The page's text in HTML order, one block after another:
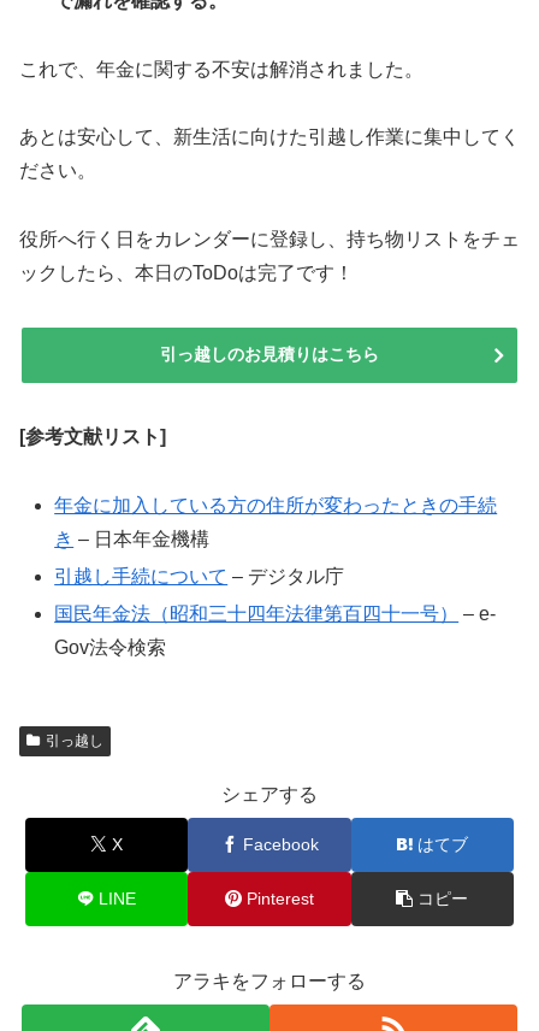
これで、年金に関する不安は解消されました。
あとは安心して、新生活に向けた引越し作業に集中してく
ださい。
役所へ行く日をカレンダーに登録し、持ち物リストをチェ
ックしたら、本日のToDoは完了です！
引っ越しのお見積りはこちら
[参考文献リスト]
年金に加入している方の住所が変わったときの手続
き – 日本年金機構
引越し手続について – デジタル庁
国民年金法（昭和三十四年法律第百四十一号）
– e-
Gov法令検索
引っ越し
シェアする
X Facebook はてブ
LINE Pinterest コピー
アラキをフォローする